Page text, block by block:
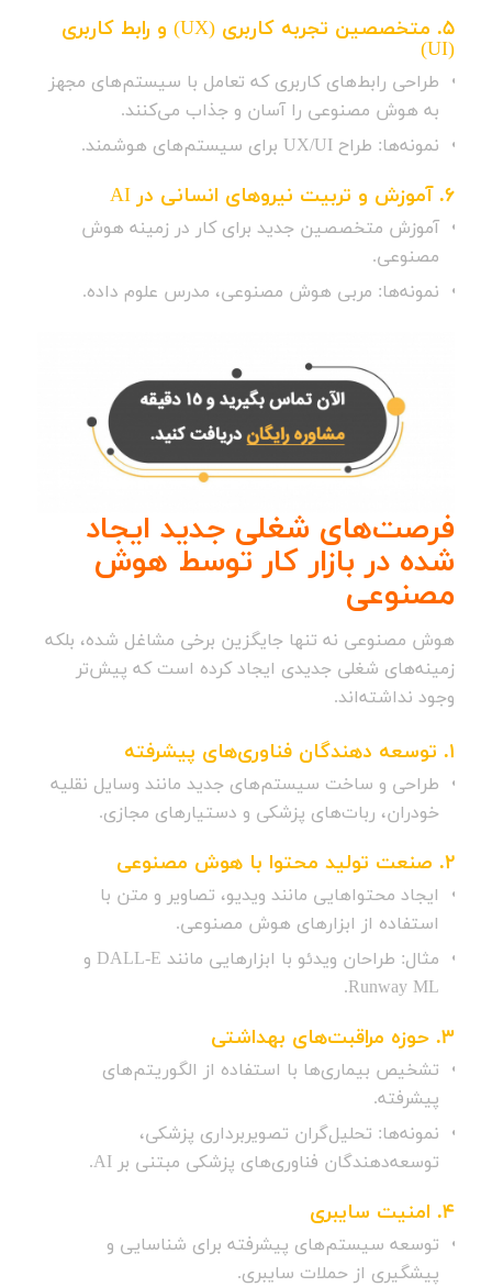
5. متخصصین تجربه کاربری (UX) و رابط کاربری
(UI)
طراحی رابط‌های کاربری که تعامل با سیستم‌های مجهز
به هوش مصنوعی را آسان و جذاب می‌کنند.
نمونه‌ها: طراح UX/UI برای سیستم‌های هوشمند.
6. آموزش و تربیت نیروهای انسانی در AI
آموزش متخصصین جدید برای کار در زمینه هوش
مصنوعی.
نمونه‌ها: مربی هوش مصنوعی، مدرس علوم داده.
فرصت‌های شغلی جدید ایجاد
شده در بازار کار توسط هوش
مصنوعی
هوش مصنوعی نه تنها جایگزین برخی مشاغل شده، بلکه
زمینه‌های شغلی جدیدی ایجاد کرده است که پیش‌تر
وجود نداشته‌اند.
1. توسعه دهندگان فناوری‌های پیشرفته
طراحی و ساخت سیستم‌های جدید مانند وسایل نقلیه
خودران، ربات‌های پزشکی و دستیارهای مجازی.
2. صنعت تولید محتوا با هوش مصنوعی
ایجاد محتواهایی مانند ویدیو، تصاویر و متن با
استفاده از ابزارهای هوش مصنوعی.
مثال: طراحان ویدئو با ابزارهایی مانند DALL-E و
Runway ML.
3. حوزه مراقبت‌های بهداشتی
تشخیص بیماری‌ها با استفاده از الگوریتم‌های
پیشرفته.
نمونه‌ها: تحلیل‌گران تصویربرداری پزشکی،
توسعه‌دهندگان فناوری‌های پزشکی مبتنی بر AI.
4. امنیت سایبری
توسعه سیستم‌های پیشرفته برای شناسایی و
پیشگیری از حملات سایبری.